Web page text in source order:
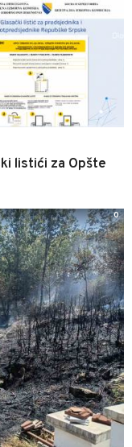
listići za Opšte
0